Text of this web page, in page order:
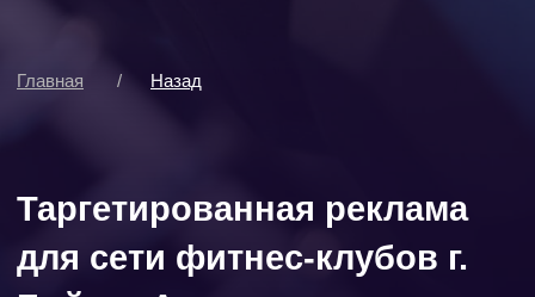
для сети фитнес-клубов г.